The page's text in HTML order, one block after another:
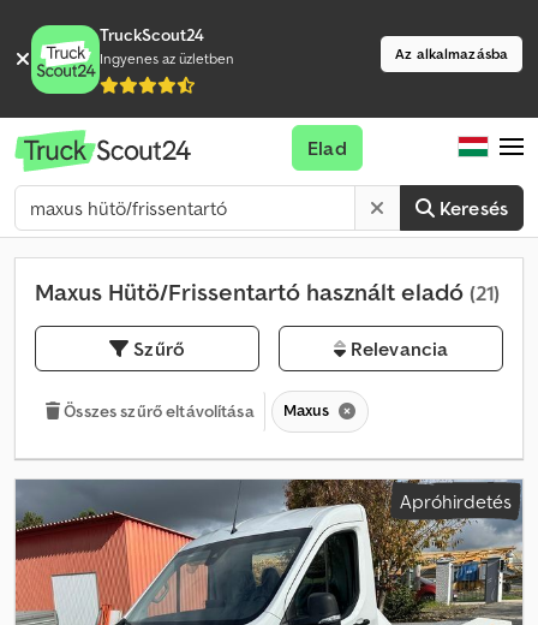
TruckScout24
Ingyenes az üzletben Az alkalmazásba
Keresés
Elad
Maxus Hütö/Frissentartó használt eladó (21)
Szűrő Relevancia
Összes szűrő eltávolítása Maxus
Apróhirdetés